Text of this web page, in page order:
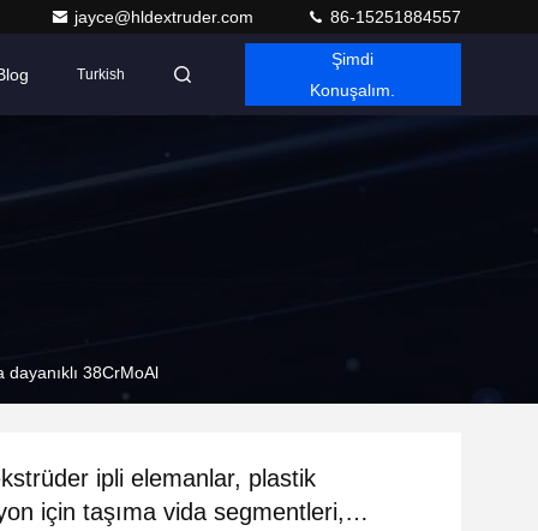
jayce@hldextruder.com 86-15251884557
Turkish
Şimdi
Konuşalım.
38CrMoAl
ipli elemanlar, plastik
için taşıma vida segmentleri,